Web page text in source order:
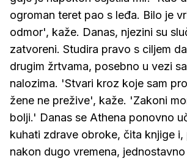
ogroman teret pao s leđa. Bilo je
odmor', kaže. Danas, njezini su
zatvoreni. Studira pravo s ciljem
drugim žrtvama, posebno u vezi
nalozima. 'Stvari kroz koje sam
žene ne prežive', kaže. 'Zakoni
bolji.' Danas se Athena ponovno
kuhati zdrave obroke, čita knjige
nakon dugo vremena,